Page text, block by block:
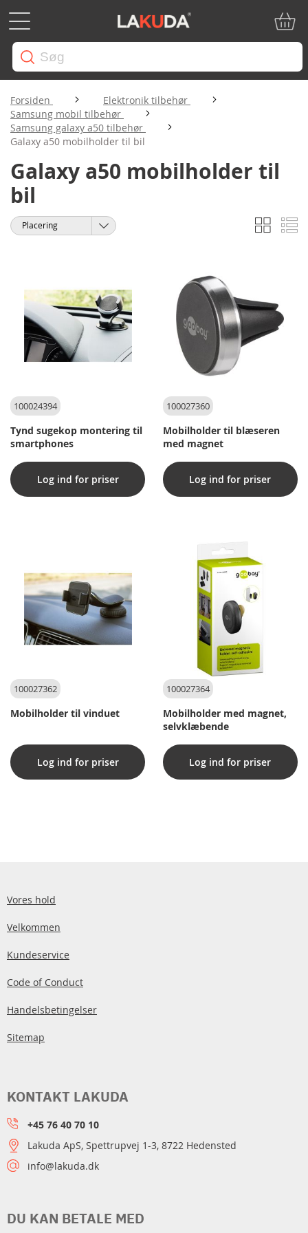
Forsiden
Elektronik tilbehør
Samsung mobil tilbehør
Samsung galaxy a50 tilbehør
Galaxy a50 mobilholder til bil
Galaxy a50 mobilholder til
bil
Vis
som
Gitter
Sorter
100024394
Tynd sugekop montering til
smartphones
Log ind for priser
100027360
Mobilholder til blæseren
med magnet
Log ind for priser
100027362
Mobilholder til vinduet
Log ind for priser
100027364
Mobilholder med magnet,
selvklæbende
Log ind for priser
Vores hold
Velkommen
Kundeservice
Code of Conduct
Handelsbetingelser
Sitemap
DU KAN BETALE MED
KONTAKT LAKUDA
+45 76 40 70 10
Lakuda ApS, Spettrupvej 1-3, 8722 Hedensted
info@lakuda.dk